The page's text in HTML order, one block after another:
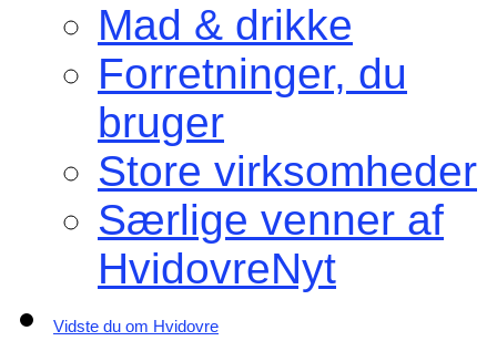
Mad & drikke
Forretninger, du
bruger
Store virksomheder
Særlige venner af
HvidovreNyt
Vidste du om Hvidovre